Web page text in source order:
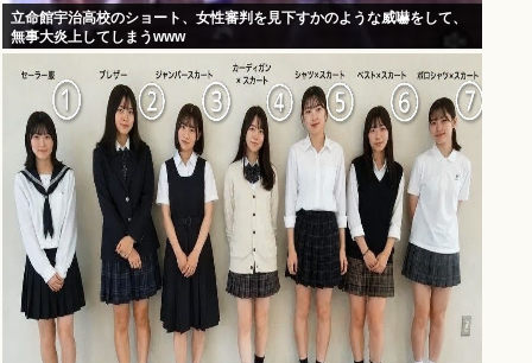
立命館宇治高校のショート、女性審判を見下すかのような威嚇をして、
無事大炎上してしまうwww